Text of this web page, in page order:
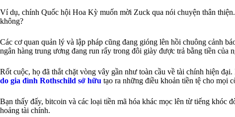
Ví dụ, chính Quốc hội Hoa Kỳ muốn mời Zuck qua nói chuyện thân
không?
Các cơ quan quản lý và lập pháp cũng đang gióng lên hồi chuông cảnh
ngân hàng trung ương đang run rẩy trong đôi giày được trả bằng tiền của
Rốt cuộc, họ đã thắt chặt vòng vây gần như toàn cầu về tài chính hiện
do gia đình Rothschild sở hữu tạo ra những điều khoản tiền tệ cho mọi
Bạn thấy đấy, bitcoin và các loại tiền mã hóa khác mọc lên từ tiếng khóc
hoảng tài chính.